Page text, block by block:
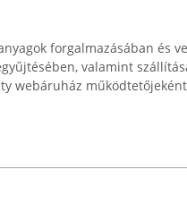
forgalmazásában és
valamint
webáruház